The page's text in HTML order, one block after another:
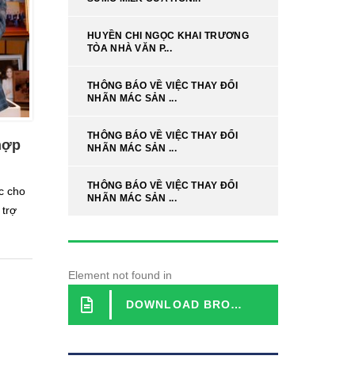
cho
trợ
HUYỀN CHI NGỌC KHAI TRƯƠNG
TÒA NHÀ VĂN P...
THÔNG BÁO VỀ VIỆC THAY ĐỔI
NHÃN MÁC SẢN ...
THÔNG BÁO VỀ VIỆC THAY ĐỔI
NHÃN MÁC SẢN ...
THÔNG BÁO VỀ VIỆC THAY ĐỔI
NHÃN MÁC SẢN ...
Element not found in
DOWNLOAD BROCHURE